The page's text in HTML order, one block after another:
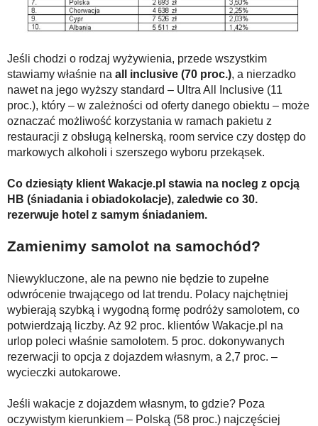
Jeśli chodzi o rodzaj wyżywienia, przede wszystkim
stawiamy właśnie na all inclusive (70 proc.), a nierzadko
nawet na jego wyższy standard – Ultra All Inclusive (11
proc.), który – w zależności od oferty danego obiektu – może
oznaczać możliwość korzystania w ramach pakietu z
restauracji z obsługą kelnerską, room service czy dostęp do
markowych alkoholi i szerszego wyboru przekąsek.
Co dziesiąty klient Wakacje.pl stawia na nocleg z opcją
HB (śniadania i obiadokolacje), zaledwie co 30.
rezerwuje hotel z samym śniadaniem.
Zamienimy samolot na samochód?
Niewykluczone, ale na pewno nie będzie to zupełne
odwrócenie trwającego od lat trendu. Polacy najchętniej
wybierają szybką i wygodną formę podróży samolotem, co
potwierdzają liczby. Aż 92 proc. klientów Wakacje.pl na
urlop poleci właśnie samolotem. 5 proc. dokonywanych
rezerwacji to opcja z dojazdem własnym, a 2,7 proc. –
wycieczki autokarowe.
Jeśli wakacje z dojazdem własnym, to gdzie? Poza
oczywistym kierunkiem – Polską (58 proc.) najczęściej